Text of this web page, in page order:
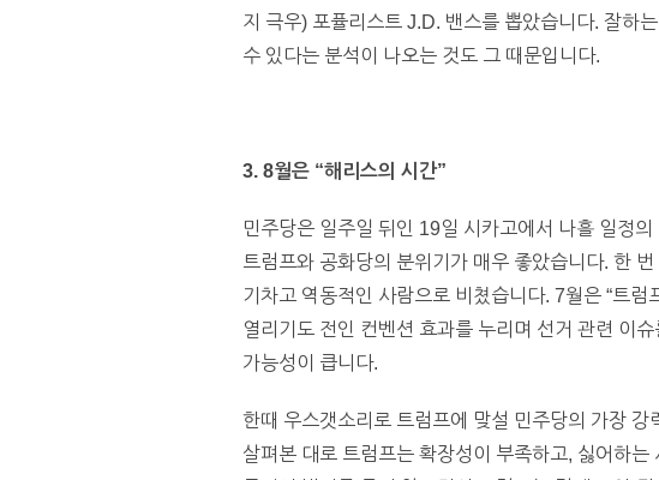
지 극우) 포퓰리스트 J.D. 밴스를 뽑았습니다. 잘하
수 있다는 분석이 나오는 것도 그 때문입니다.
3. 8월은 “해리스의 시간”
민주당은 일주일 뒤인 19일 시카고에서 나흘 일정
트럼프와 공화당의 분위기가 매우 좋았습니다. 한
기차고 역동적인 사람으로 비쳤습니다. 7월은 “트
열리기도 전인 컨벤션 효과를 누리며 선거 관련 이
가능성이 큽니다.
한때 우스갯소리로 트럼프에 맞설 민주당의 가장 강
살펴본 대로 트럼프는 확장성이 부족하고, 싫어하